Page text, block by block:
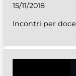
15/11/2018
Incontri per